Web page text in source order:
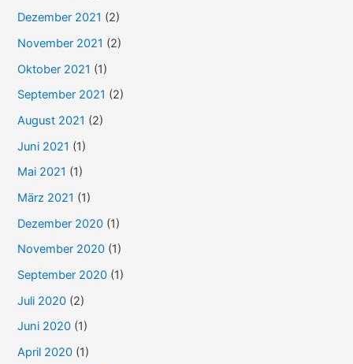
Dezember 2021 (2)
November 2021 (2)
Oktober 2021 (1)
September 2021 (2)
August 2021 (2)
Juni 2021 (1)
Mai 2021 (1)
März 2021 (1)
Dezember 2020 (1)
November 2020 (1)
September 2020 (1)
Juli 2020 (2)
Juni 2020 (1)
April 2020 (1)